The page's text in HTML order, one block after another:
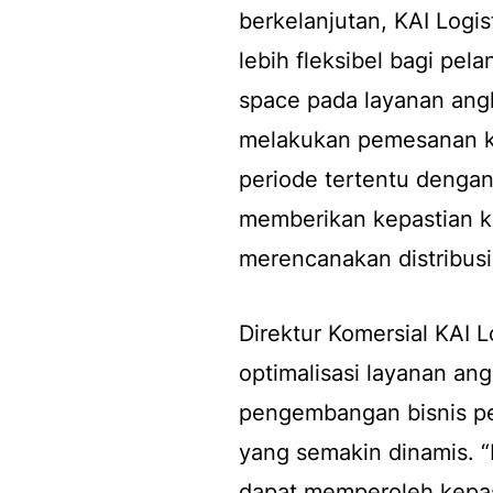
berkelanjutan, KAI
lebih fleksibel bagi
space pada layanan
melakukan pemesanan
periode tertentu
memberikan kepastian
merencanakan
Direktur Komersial KAI
optimalisasi layanan
pengembangan bisnis
yang semakin dinamis.